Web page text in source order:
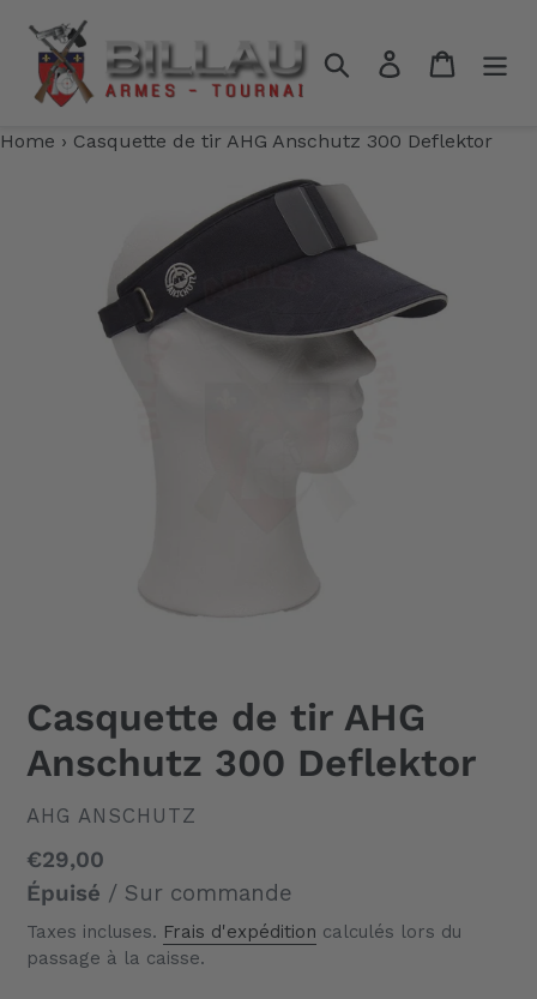
contenu
RechercherSe connecter
Panier
Home › Casquette de tir AHG Anschutz 300 Deflektor
Casquette de tir AHG
Anschutz 300 Deflektor
DISTRIBUTEUR
AHG ANSCHUTZ
Prix
normal
€29,00
Épuisé / Sur commande
Taxes incluses. Frais d'expédition calculés lors du
passage à la caisse.